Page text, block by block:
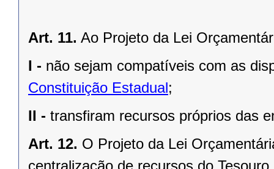
Art. 11. Ao Projeto da Lei
I - não sejam compatíveis com as
Constituição Estadual;
II - transfiram recursos próprios das
Art. 12. O Projeto da Lei
centralização de recursos do